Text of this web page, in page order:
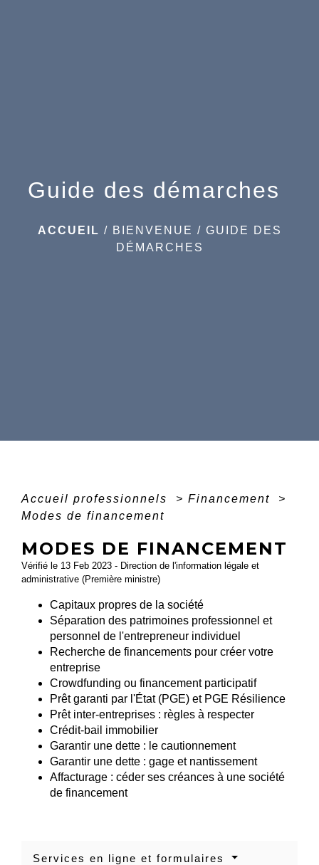
Guide des démarches
ACCUEIL / BIENVENUE / GUIDE DES
DÉMARCHES
Accueil professionnels > Financement
>
Modes de financement
MODES DE FINANCEMENT
Vérifié le 13 Feb 2023 - Direction de l'information légale et
administrative (Première ministre)
Capitaux propres de la société
Séparation des patrimoines professionnel et
personnel de l'entrepreneur individuel
Recherche de financements pour créer votre
entreprise
Crowdfunding ou financement participatif
Prêt garanti par l'État (PGE) et PGE Résilience
Prêt inter-entreprises : règles à respecter
Crédit-bail immobilier
Garantir une dette : le cautionnement
Garantir une dette : gage et nantissement
Affacturage : céder ses créances à une société
de financement
Services en ligne et formulaires